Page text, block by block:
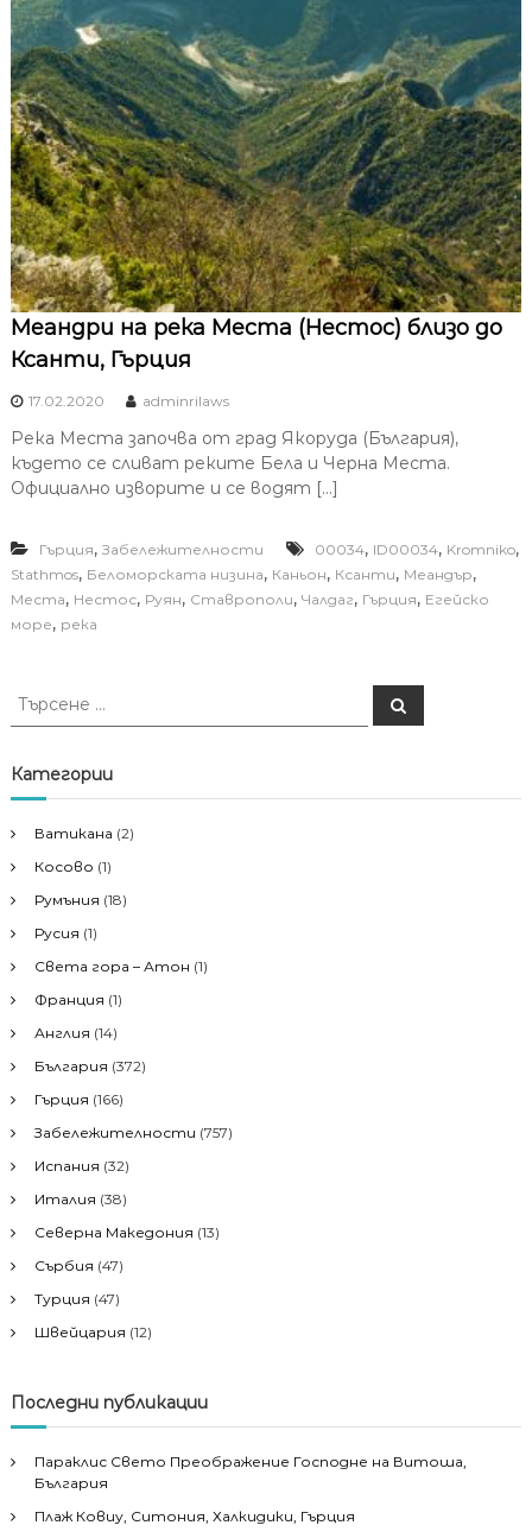
Меандри на река Места (Нестос) близо до
Ксанти, Гърция
17.02.2020 adminrilaws
Река Места започва от град Якоруда (България),
където се сливат реките Бела и Черна Места.
Официално изворите и се водят […]
Гърция, Забележителности 00034, ID00034, Kromniko,
Stathmos, Беломорската низина, Каньон, Ксанти, Меандър,
Места, Нестос, Руян, Ставрополи, Чалдаг, Гърция, Егейско
море, река
Т
с
е
е
з
а
Т
ъ
е
Категории
Ватикана (2)
Косово (1)
Румъния (18)
Русия (1)
Света гора – Атон (1)
Франция (1)
Англия (14)
България (372)
Гърция (166)
Забележителности (757)
Испания (32)
Италия (38)
Северна Македония (13)
Сърбия (47)
Турция (47)
Швейцария (12)
Последни публикации
Параклис Свето Преображение Господне на Витоша,
България
Плаж Ковиу, Ситония, Халкидики, Гърция